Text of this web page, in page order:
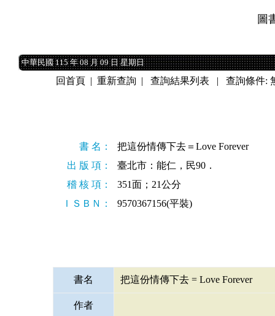
圖
中華民國 115 年 08 月 09 日 星期日
中華民國 115 年 08 月 09 日 星期日
回首頁 |重新查詢 |查詢結果列表 | 查詢條件:
書 名：
把這份情傳下去＝Love Forever
出 版 項：
臺北市：能仁，民90．
稽 核 項：
351面；21公分
ＩＳＢＮ：
9570367156(平裝)
書名 把這份情傳下去 = Love Forever
作者